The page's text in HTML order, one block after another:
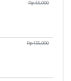
Rp 55,000
Rp 135,000